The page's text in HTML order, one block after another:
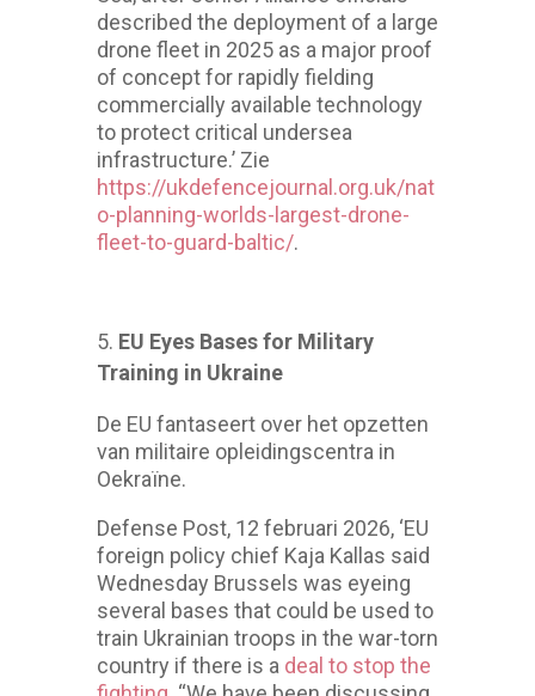
described the deployment of a large
drone fleet in 2025 as a major proof
of concept for rapidly fielding
commercially available technology
to protect critical undersea
infrastructure.’ Zie
https://ukdefencejournal.org.uk/nat
o-planning-worlds-largest-drone-
fleet-to-guard-baltic/.
EU Eyes Bases for Military
Training in Ukraine
De EU fantaseert over het opzetten
van militaire opleidingscentra in
Oekraïne.
Defense Post, 12 februari 2026, ‘EU
foreign policy chief Kaja Kallas said
Wednesday Brussels was eyeing
several bases that could be used to
train Ukrainian troops in the war-torn
country if there is a deal to stop the